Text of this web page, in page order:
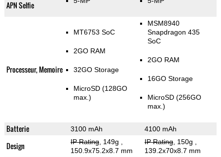
APN Selfie
Processeur, Memoire
MT6753 SoC
2GO RAM
32GO Storage
MicroSD (128GO
max.)
MSM8940
Snapdragon 435
SoC
2GO RAM
16GO Storage
MicroSD (256GO
max.)
Batterie 3100 mAh 4100 mAh
Design IP Rating, 149g
150.9x75.2x8.7 mm
IP Rating, 150g
139.2x70x8.7 mm